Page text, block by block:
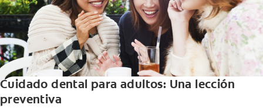
Cuidado dental para adultos: Una lección
preventiva